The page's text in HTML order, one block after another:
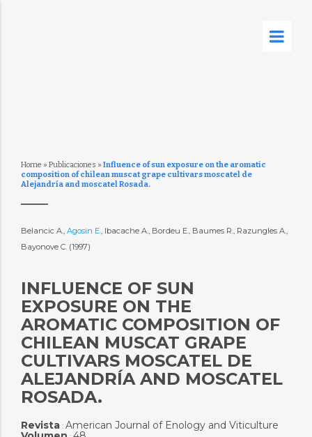
Home » Publicaciones » Influence of sun exposure on the aromatic
composition of chilean muscat grape cultivars moscatel de
Alejandría and moscatel Rosada.
Belancic A., Agosin E., Ibacache A., Bordeu E., Baumes R., Razungles A.,
Bayonove C. (1997)
INFLUENCE OF SUN
EXPOSURE ON THE
AROMATIC COMPOSITION OF
CHILEAN MUSCAT GRAPE
CULTIVARS MOSCATEL DE
ALEJANDRÍA AND MOSCATEL
ROSADA.
Revista: American Journal of Enology and Viticulture